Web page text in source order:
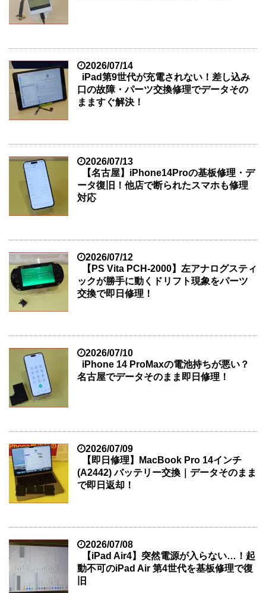
2026/07/14
iPad第9世代が充電されない！差し込み
口の故障・パーツ交換修理でデータその
まますぐ解決！
2026/07/13
【名古屋】iPhone14Proの基板修理・デ
ータ復旧！他店で断られたスマホも修理
対応
2026/07/12
【PS Vita PCH-2000】左アナログスティ
ックが勝手に動くドリフト現象をパーツ
交換で即日修理！
2026/07/10
iPhone 14 ProMaxの電池持ちが悪い？
名古屋でデータそのまま即日修理！
2026/07/09
【即日修理】MacBook Pro 14インチ
(A2442) バッテリー交換｜データそのまま
で即日返却！
2026/07/08
【iPad Air4】突然電源が入らない…！起
動不可のiPad Air 第4世代を基板修理で復
旧